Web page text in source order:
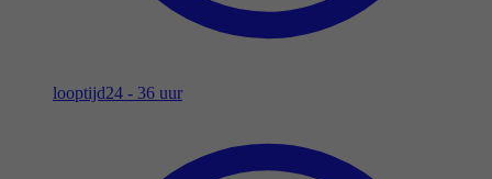
looptijd24 - 36 uur